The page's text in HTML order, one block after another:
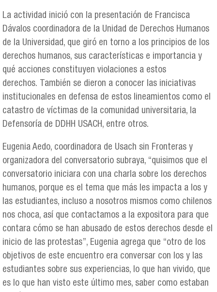
La actividad inició con la presentación de Francisca
Dávalos coordinadora de la Unidad de Derechos Humanos
de la Universidad, que giró en torno a los principios de los
derechos humanos, sus características e importancia y
qué acciones constituyen violaciones a estos
derechos. También se dieron a conocer las iniciativas
institucionales en defensa de estos lineamientos como el
catastro de víctimas de la comunidad universitaria, la
Defensoría de DDHH USACH, entre otros.
Eugenia Aedo, coordinadora de Usach sin Fronteras y
organizadora del conversatorio subraya, “quisimos que el
conversatorio iniciara con una charla sobre los derechos
humanos, porque es el tema que más les impacta a los y
las estudiantes, incluso a nosotros mismos como chilenos
nos choca, así que contactamos a la expositora para que
contara cómo se han abusado de estos derechos desde el
inicio de las protestas”, Eugenia agrega que “otro de los
objetivos de este encuentro era conversar con los y las
estudiantes sobre sus experiencias, lo que han vivido, que
es lo que han visto este último mes, saber como estaban